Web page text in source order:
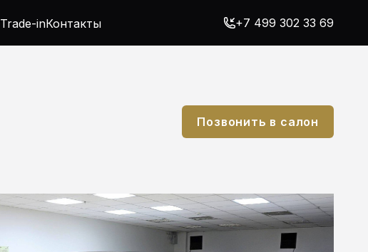
Trade-inКонтакты +7 499 302 33 69
Позвонить в салон